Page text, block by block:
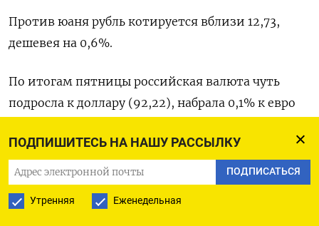
ПОДПИШИТЕСЬ НА НАШУ РАССЫЛКУ
ПОДПИСАТЬСЯ
Утренняя Еженедельная
Против юаня рубль котируется вблизи 12,73,
дешевея на 0,6%.
По итогам пятницы российская валюта чуть
подросла к доллару (92,22), набрала 0,1% к евро
однако завершила неделю снижением,
отметившись также на минимумах с начала
января, поскольку относительно невысокий
локальный валютный спрос перевешивал еще